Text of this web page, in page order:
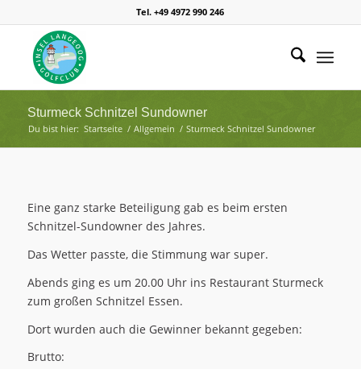
Tel. +49 4972 990 246
Sturmeck Schnitzel Sundowner
Du bist hier: Startseite / Allgemein / Sturmeck Schnitzel Sundowner
Eine ganz starke Beteiligung gab es beim ersten
Schnitzel-Sundowner des Jahres.
Das Wetter passte, die Stimmung war super.
Abends ging es um 20.00 Uhr ins Restaurant Sturmeck
zum großen Schnitzel Essen.
Dort wurden auch die Gewinner bekannt gegeben:
Brutto: